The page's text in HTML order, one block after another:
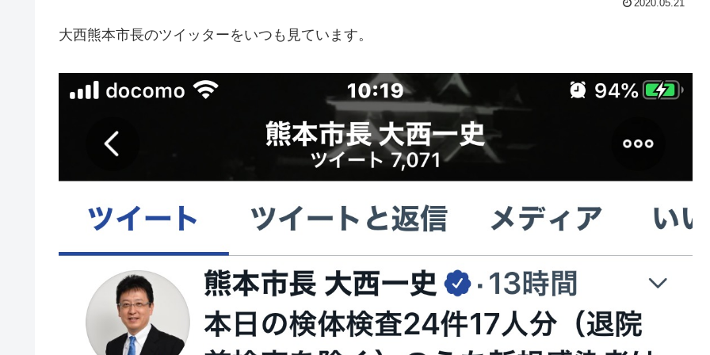
2020.05.21
大西熊本市長のツイッターをいつも見ています。